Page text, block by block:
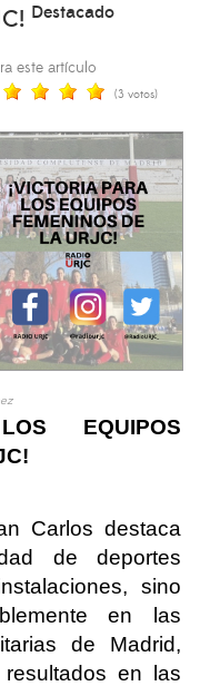
Destacado
este artículo
(3 votos)
EQUIPOS
Carlos destaca
de deportes
sino
en las
de Madrid,
en las